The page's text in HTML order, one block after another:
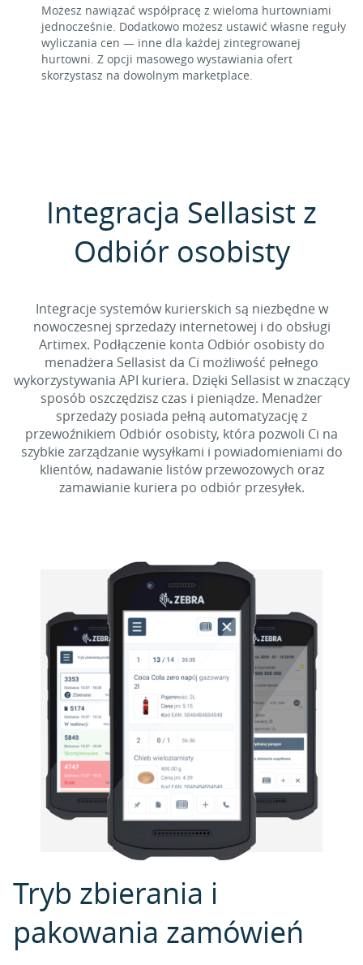
Możesz nawiązać współpracę z wieloma hurtowniami
jednocześnie. Dodatkowo możesz ustawić własne reguły
wyliczania cen — inne dla każdej zintegrowanej
hurtowni. Z opcji masowego wystawiania ofert
skorzystasz na dowolnym marketplace.
Integracja Sellasist z
Odbiór osobisty
Integracje systemów kurierskich są niezbędne w
nowoczesnej sprzedaży internetowej i do obsługi
Artimex. Podłączenie konta Odbiór osobisty do
menadżera Sellasist da Ci możliwość pełnego
wykorzystywania API kuriera. Dzięki Sellasist w znaczący
sposób oszczędzisz czas i pieniądze. Menadżer
sprzedaży posiada pełną automatyzację z
przewoźnikiem Odbiór osobisty, która pozwoli Ci na
szybkie zarządzanie wysyłkami i powiadomieniami do
klientów, nadawanie listów przewozowych oraz
zamawianie kuriera po odbiór przesyłek.
Tryb zbierania i
pakowania zamówień